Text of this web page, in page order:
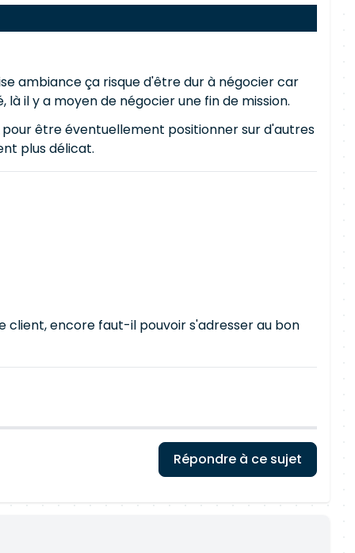
ambiance ça risque d'être dur à négocier car
il y a moyen de négocier une fin de mission.
pour être éventuellement positionner sur d'autres
plus délicat.
client, encore faut-il pouvoir s'adresser au bon
Répondre à ce sujet